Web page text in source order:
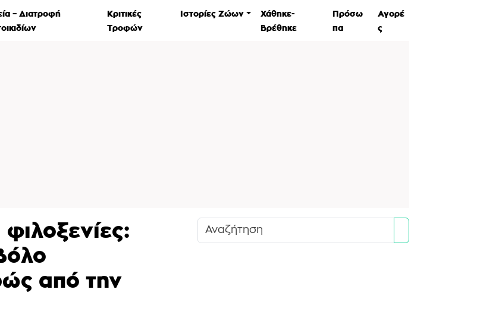
– Διατροφή
Κριτικές
Τροφών
Ιστορίες Ζώων
Χάθηκε-
Βρέθηκε
Πρόσω
πα
Αγορέ
ς
από την
Search